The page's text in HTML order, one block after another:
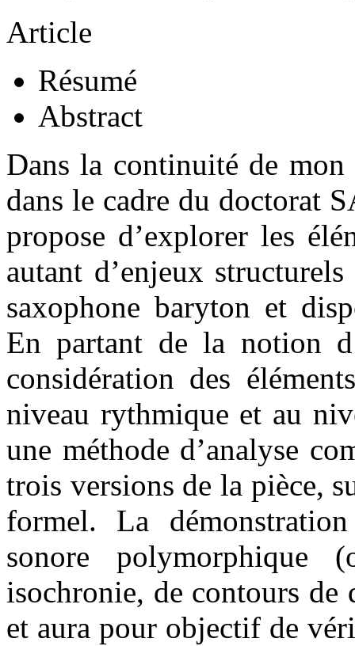
Article
Résumé
Abstract
Dans la continuité de
dans le cadre du doctorat
propose d’explorer les
autant d’enjeux
saxophone baryton et
En partant de la notion
considération des
niveau rythmique et au
une méthode d’analyse
trois versions de la pièce,
formel. La
sonore
isochronie, de contours de
et aura pour objectif de